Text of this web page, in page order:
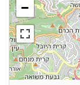
−